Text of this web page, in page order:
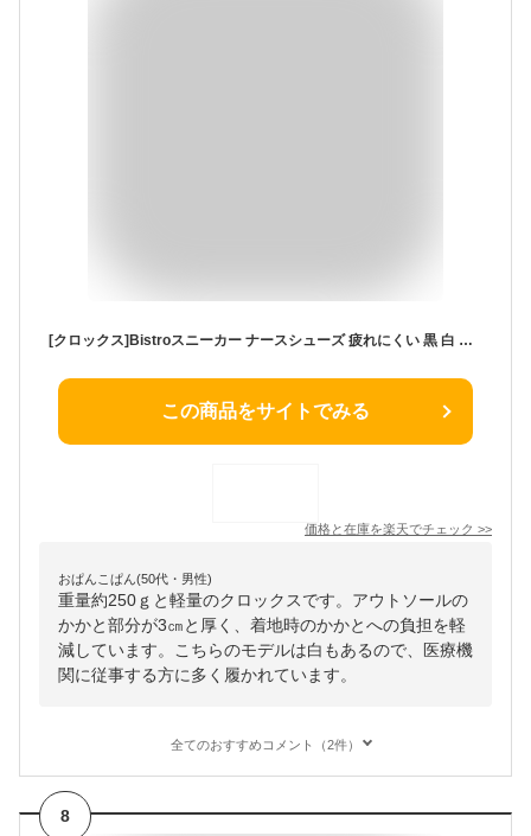
[クロックス]Bistroスニーカー ナースシューズ 疲れにくい 黒 白 レディース 女性 メンズ 男性 男女兼用 保育士 医療用 クリニック 歯科医 エステ 介護士 靴 アンファミエ
この商品をサイトでみる
価格と在庫を楽天でチェック >>
おぱんこぱん(50代・男性)
重量約250ｇと軽量のクロックスです。アウトソールの
かかと部分が3㎝と厚く、着地時のかかとへの負担を軽
減しています。こちらのモデルは白もあるので、医療機
関に従事する方に多く履かれています。
全てのおすすめコメント（2件）
8